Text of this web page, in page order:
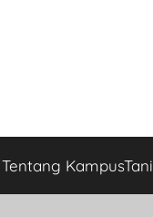
Tentang